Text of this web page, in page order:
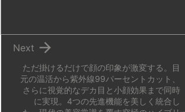
ただ掛けるだけで顔の印象が激変する。目
元の温活から紫外線99パーセントカット、
さらに視覚的なデカ目と小顔効果まで同時
に実現。4つの先進機能を美しく統合し

Next